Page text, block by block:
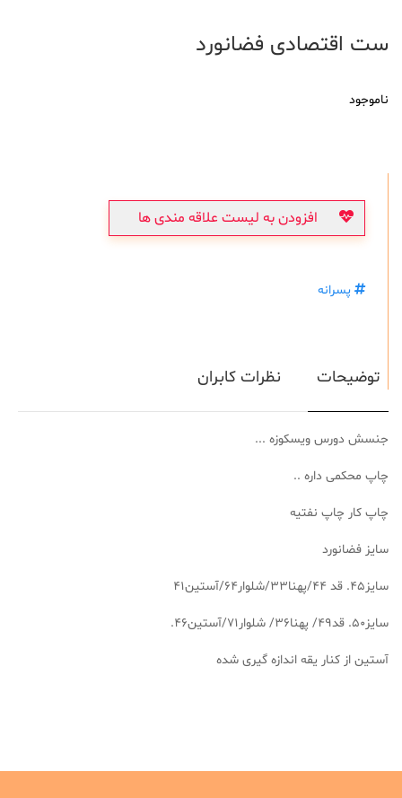
ست اقتصادی فضانورد
ناموجود
افزودن به لیست علاقه مندی ها
پسرانه
توضیحات نظرات کابران
جنسش دورس ویسکوزه ...
چاپ محکمی داره ..
چاپ کار چاپ نفتیه
سایز فضانورد
سایز۴۵. قد ۴۴/پهنا۳۳/شلوار۶۴/آستین۴۱
سایز۵۰. قد۴۹/ پهنا۳۶/ شلوار۷۱/آستین۴۶.
آستین از کنار یقه اندازه گیری شده